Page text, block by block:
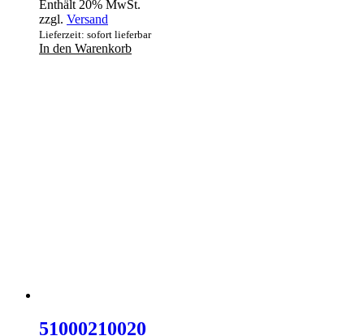
Enthält 20% MwSt.
zzgl. Versand
Lieferzeit: sofort lieferbar
In den Warenkorb
51000210020